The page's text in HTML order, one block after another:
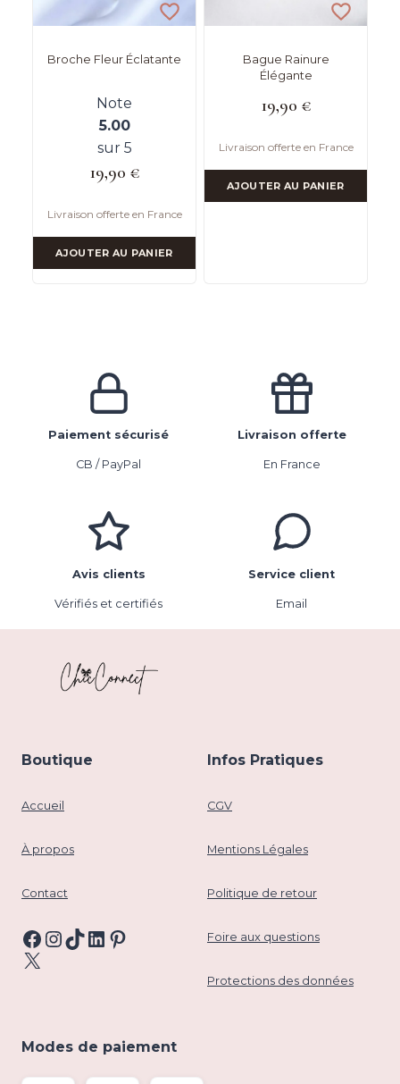
Broche Fleur Éclatante
Note
5.00
sur 5
19,90 €
Livraison offerte en France
AJOUTER AU PANIER
Bague Rainure
Élégante
19,90 €
Livraison offerte en France
AJOUTER AU PANIER
Paiement sécurisé
CB / PayPal
Livraison offerte
En France
Avis clients
Vérifiés et certifiés
Service client
Email
Boutique
Accueil
À propos
Contact
Facebook
Instagram
TikTok
LinkedIn
Pinterest
X
Infos Pratiques
CGV
Mentions Légales
Politique de retour
Foire aux questions
Protections des données
Modes de paiement